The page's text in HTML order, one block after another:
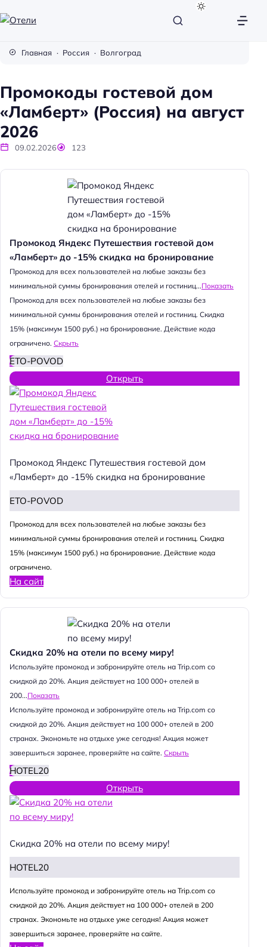
и
Главная Россия Волгоград
Промокоды гостевой дом
«Ламберт» (Россия) на август
2026
09.02.2026 123
Промокод Яндекс Путешествия гостевой дом
«Ламберт» до -15% скидка на бронирование
Промокод для всех пользователей на любые заказы без
минимальной суммы бронирования отелей и гостиниц...Показать
Промокод для всех пользователей на любые заказы без
минимальной суммы бронирования отелей и гостиниц. Скидка
15% (максимум 1500 руб.) на бронирование. Действие кода
ограничено. Скрыть
ETO-POVOD
Открыть
Промокод Яндекс Путешествия гостевой дом
«Ламберт» до -15% скидка на бронирование
ETO-POVOD
Промокод для всех пользователей на любые заказы без
минимальной суммы бронирования отелей и гостиниц. Скидка
15% (максимум 1500 руб.) на бронирование. Действие кода
ограничено.
На сайт
Скидка 20% на отели по всему миру!
Используйте промокод и забронируйте отель на Trip.com со
скидкой до 20%. Акция действует на 100 000+ отелей в
200...Показать
Используйте промокод и забронируйте отель на Trip.com со
скидкой до 20%. Акция действует на 100 000+ отелей в 200
странах. Экономьте на отдыхе уже сегодня! Акция может
завершиться заранее, проверяйте на сайте. Скрыть
HOTEL20
Открыть
Скидка 20% на отели по всему миру!
HOTEL20
Используйте промокод и забронируйте отель на Trip.com со
скидкой до 20%. Акция действует на 100 000+ отелей в 200
странах. Экономьте на отдыхе уже сегодня! Акция может
завершиться заранее, проверяйте на сайте.